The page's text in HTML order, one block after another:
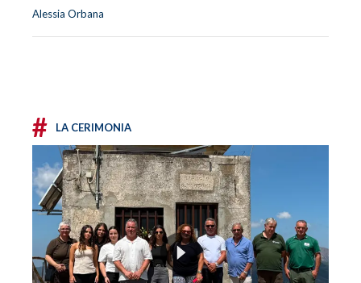
Alessia Orbana
# LA CERIMONIA